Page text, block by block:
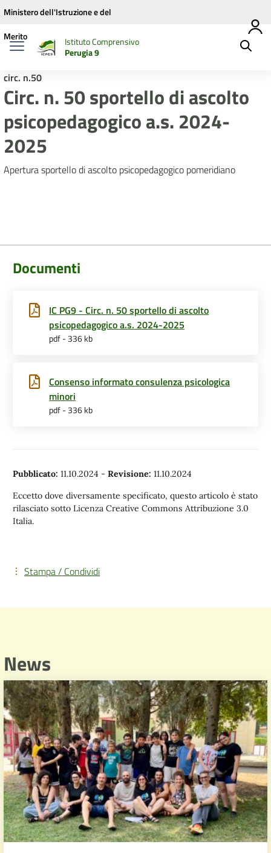
Vai ai contenuti
Vai al menu di navigazione
Vai al footer
Ministero dell'Istruzione e del
Merito
Istituto Comprensivo
Perugia 9
circ. n.50
Circ. n. 50 sportello di ascolto
psicopedagogico a.s. 2024-
2025
Apertura sportello di ascolto psicopedagogico pomeridiano
Documenti
IC PG9 - Circ. n. 50 sportello di ascolto
psicopedagogico a.s. 2024-2025
pdf - 336 kb
Consenso informato consulenza psicologica
minori
pdf - 336 kb
Pubblicato: 11.10.2024 - Revisione: 11.10.2024
Eccetto dove diversamente specificato, questo articolo è stato
rilasciato sotto Licenza Creative Commons Attribuzione 3.0
Italia.
Stampa / Condividi
News